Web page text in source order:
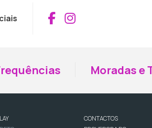
Aceder ao
Aceder ao
Moradas e
CONTACTOS